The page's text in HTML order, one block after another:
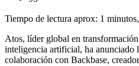
Tiempo de lectura aprox: 1
Atos, líder global en
inteligencia artificial, ha anunciado
colaboración con Backbase,